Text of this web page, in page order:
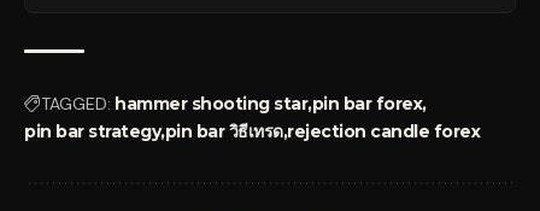
TAGGED: hammer shooting starpin bar forex
pin bar strategypin bar วิธีเทรดrejection candle forex